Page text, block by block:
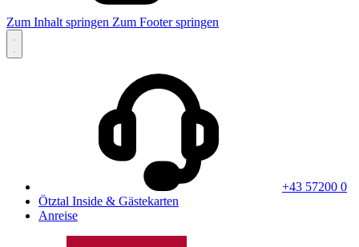
Zum Inhalt springen Zum Footer springen
+43 57200 0
Ötztal Inside & Gästekarten
Anreise